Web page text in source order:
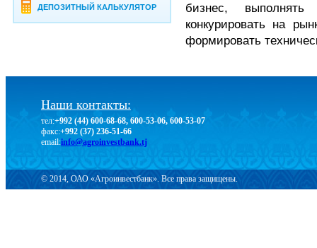
ДЕПОЗИТНЫЙ КАЛЬКУЛЯТОР
бизнес, выполнять
конкурировать на
формировать
Наши контакты:
тел:+992 (44) 600-68-68, 600-53-06, 600-53-07
факс:+992 (37) 236-51-66
email:info@agroinvestbank.tj
© 2014, ОАО «Агроинвестбанк». Все права защищены.